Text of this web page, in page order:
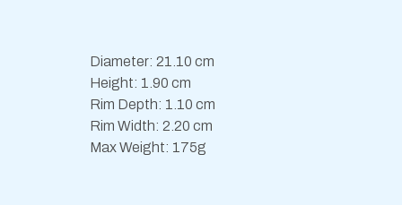
Diameter: 21.10 cm
Height: 1.90 cm
Rim Depth: 1.10 cm
Rim Width: 2.20 cm
Max Weight: 175g